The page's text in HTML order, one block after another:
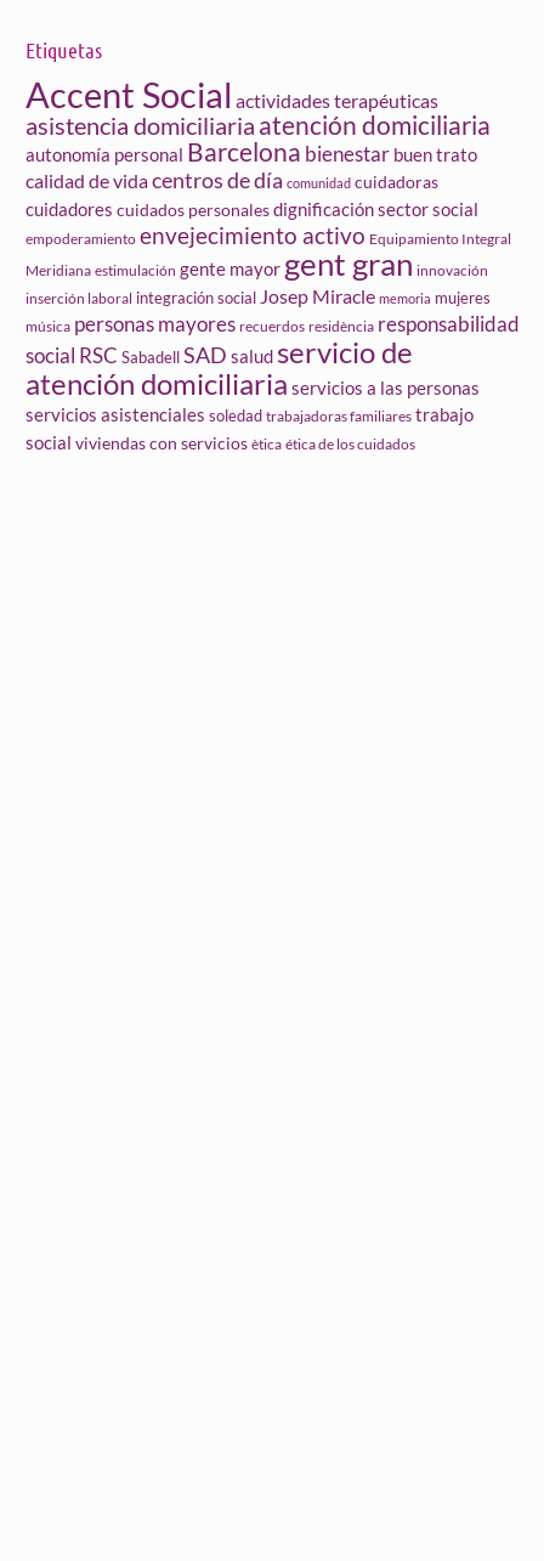
Etiquetas
Accent Social actividades terapéuticas
asistencia domiciliaria atención domiciliaria
autonomía personal Barcelona bienestar buen trato
calidad de vidacentros de día comunidad cuidadoras
cuidadores cuidados personalesdignificación sector social
empoderamiento envejecimiento activo Equipamiento Integral
Meridiana estimulación gente mayor gent gran innovación
inserción laboral integración social Josep Miracle memoria mujeres
música personas mayores recuerdos residència responsabilidad
social RSC SabadellSAD salud servicio de
atención domiciliaria servicios a las personas
servicios asistenciales soledad trabajadoras familiares trabajo
social viviendas con servicios ètica ética de los cuidados